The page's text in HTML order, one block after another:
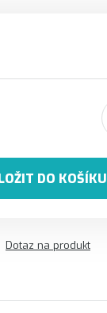
DO KOŠÍKU
Dotaz na produkt